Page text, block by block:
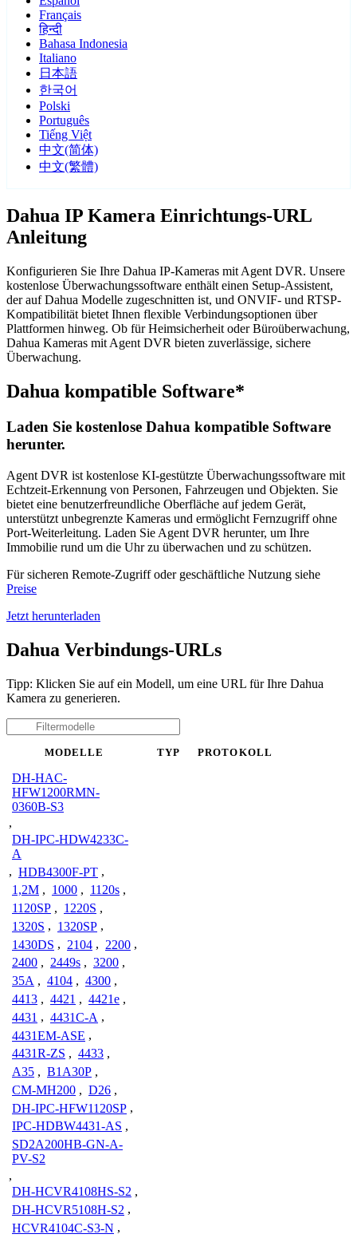
Français
हिन्दी
Bahasa Indonesia
Italiano
日本語
한국어
Polski
Português
Tiếng Việt
中文(简体)
中文(繁體)
Dahua IP Kamera Einrichtungs-URL
Anleitung
Konfigurieren Sie Ihre Dahua IP-Kameras mit Agent DVR. Unsere
kostenlose Überwachungssoftware enthält einen Setup-Assistent,
der auf Dahua Modelle zugeschnitten ist, und ONVIF- und RTSP-
Kompatibilität bietet Ihnen flexible Verbindungsoptionen über
Plattformen hinweg. Ob für Heimsicherheit oder Büroüberwachung,
Dahua Kameras mit Agent DVR bieten zuverlässige, sichere
Überwachung.
Dahua kompatible Software*
Laden Sie kostenlose Dahua kompatible Software
herunter.
Agent DVR ist kostenlose KI-gestützte Überwachungssoftware mit
Echtzeit-Erkennung von Personen, Fahrzeugen und Objekten. Sie
bietet eine benutzerfreundliche Oberfläche auf jedem Gerät,
unterstützt unbegrenzte Kameras und ermöglicht Fernzugriff ohne
Port-Weiterleitung. Laden Sie Agent DVR herunter, um Ihre
Immobilie rund um die Uhr zu überwachen und zu schützen.
Für sicheren Remote-Zugriff oder geschäftliche Nutzung siehe
Preise
Jetzt herunterladen
Dahua Verbindungs-URLs
Tipp: Klicken Sie auf ein Modell, um eine URL für Ihre Dahua
Kamera zu generieren.
MODELLE TYP PROTOKOLL
DH-HAC-
HFW1200RMN-
0360B-S3
,
DH-IPC-HDW4233C-
A
, HDB4300F-PT ,
1,2M , 1000 , 1120s ,
1120SP , 1220S ,
1320S , 1320SP ,
1430DS , 2104 , 2200 ,
2400 , 2449s , 3200 ,
35A , 4104 , 4300 ,
4413 , 4421 , 4421e ,
4431 , 4431C-A ,
4431EM-ASE ,
4431R-ZS , 4433 ,
A35 , B1A30P ,
CM-MH200 , D26 ,
DH-IPC-HFW1120SP ,
IPC-HDBW4431-AS ,
SD2A200HB-GN-A-
PV-S2
,
DH-HCVR4108HS-S2 ,
DH-HCVR5108H-S2 ,
HCVR4104C-S3-N ,